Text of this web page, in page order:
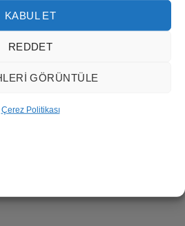
KABUL ET
REDDET
GÖRÜNTÜLE
Çerez Politikası